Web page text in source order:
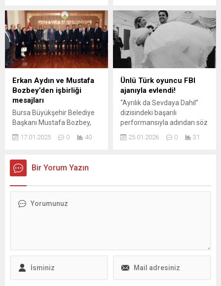
şaşkınlığını gizleyemedi.
arasındaki güçlü bağı bir kez
daha gözler önüne seriyor.
Duygusal detaylar ve
samimi ifadelerle dolu.
Erkan Aydın ve Mustafa
Bozbey’den işbirliği
mesajları
Bursa Büyükşehir Belediye
Başkanı Mustafa Bozbey,
Osmangazi Belediye
Başkanı Erkan Aydın’ı
Birlik ve beraberlik
mesajlarının verildiği
çözüme kavuşturulması
programı çerçevesinde
17.01.2025 0 40
Ünlü Türk oyuncu FBI
ajanıyla evlendi!
“Ayrılık da Sevdaya Dahil”
dizisindeki başarılı
performansıyla adından söz
ettiren Yasemin Kay Allen,
özel hayatıyla sürpriz bir
25.01.2026 0 31
Bir Yorum Yazın